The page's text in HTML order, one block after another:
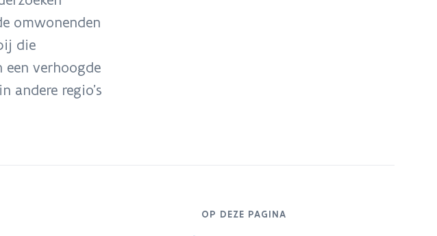
omwonenden
die
verhoogde
andere regio’s
OP DEZE PAGINA